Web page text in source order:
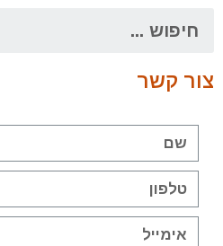
צור קשר